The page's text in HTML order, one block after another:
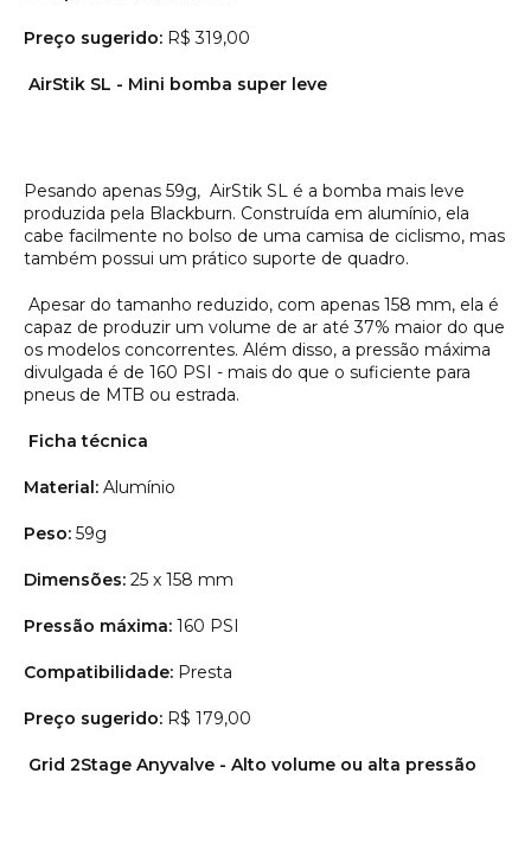
Preço sugerido: R$ 319,00
AirStik SL - Mini bomba super leve
Pesando apenas 59g, AirStik SL é a bomba mais leve
produzida pela Blackburn. Construída em alumínio, ela
cabe facilmente no bolso de uma camisa de ciclismo, mas
também possui um prático suporte de quadro.
Apesar do tamanho reduzido, com apenas 158 mm, ela é
capaz de produzir um volume de ar até 37% maior do que
os modelos concorrentes. Além disso, a pressão máxima
divulgada é de 160 PSI - mais do que o suficiente para
pneus de MTB ou estrada.
Ficha técnica
Material: Alumínio
Peso: 59g
Dimensões: 25 x 158 mm
Pressão máxima: 160 PSI
Compatibilidade: Presta
Preço sugerido: R$ 179,00
Grid 2Stage Anyvalve - Alto volume ou alta pressão